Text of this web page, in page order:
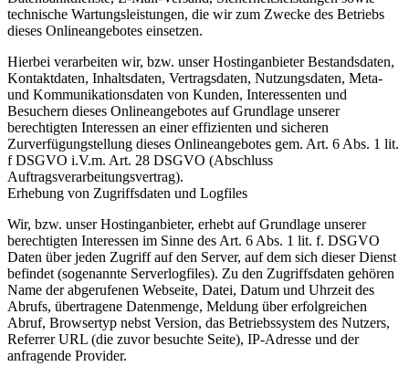
technische Wartungsleistungen, die wir zum Zwecke des Betriebs
dieses Onlineangebotes einsetzen.
Hierbei verarbeiten wir, bzw. unser Hostinganbieter Bestandsdaten,
Kontaktdaten, Inhaltsdaten, Vertragsdaten, Nutzungsdaten, Meta-
und Kommunikationsdaten von Kunden, Interessenten und
Besuchern dieses Onlineangebotes auf Grundlage unserer
berechtigten Interessen an einer effizienten und sicheren
Zurverfügungstellung dieses Onlineangebotes gem. Art. 6 Abs. 1 lit.
f DSGVO i.V.m. Art. 28 DSGVO (Abschluss
Auftragsverarbeitungsvertrag).
Erhebung von Zugriffsdaten und Logfiles
Wir, bzw. unser Hostinganbieter, erhebt auf Grundlage unserer
berechtigten Interessen im Sinne des Art. 6 Abs. 1 lit. f. DSGVO
Daten über jeden Zugriff auf den Server, auf dem sich dieser Dienst
befindet (sogenannte Serverlogfiles). Zu den Zugriffsdaten gehören
Name der abgerufenen Webseite, Datei, Datum und Uhrzeit des
Abrufs, übertragene Datenmenge, Meldung über erfolgreichen
Abruf, Browsertyp nebst Version, das Betriebssystem des Nutzers,
Referrer URL (die zuvor besuchte Seite), IP-Adresse und der
anfragende Provider.